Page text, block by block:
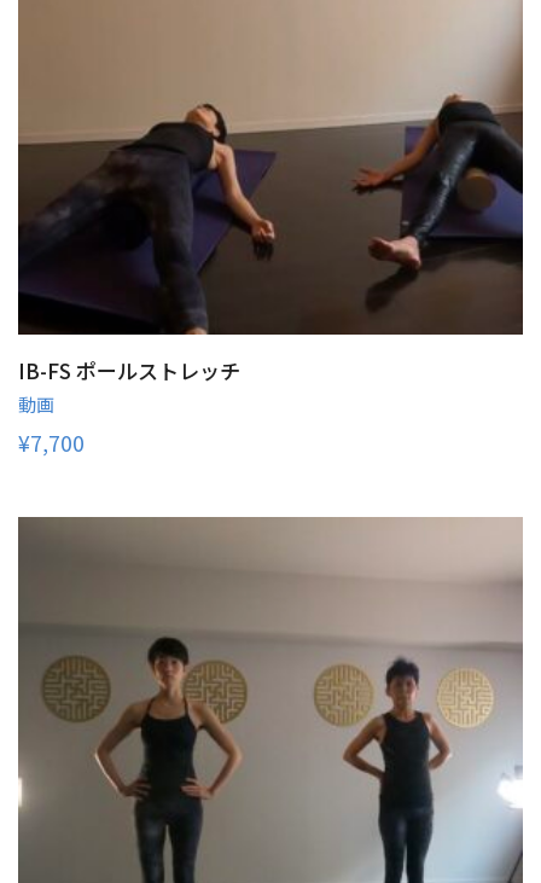
IB-FS ポールストレッチ
動画
¥7,700